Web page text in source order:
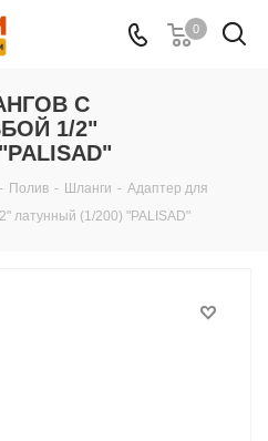
0
С
1/2"
- Полив - Шланги - Адаптер для
латунный (1/200) "PALISAD"